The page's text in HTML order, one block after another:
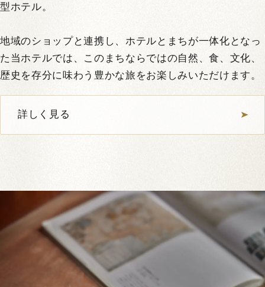
MUNE 505定員： 2名まで
VMGグランド 中庭が見える メゾネット
一人旅におすすめ
お部屋お任せ 江戸
型ホテル。
地域のショップと連携し、ホテルとまちが一体化となっ
た当ホテルでは、このまちならではの自然、食、文化、
歴史を存分に味わう豊かな旅をお楽しみいただけます。
詳しく見る